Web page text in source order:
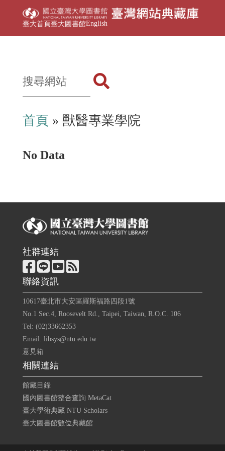
臺大首頁臺大圖書館English
首頁 » 獸醫專業學院
No Data
社群連結
聯絡資訊
10617臺北市大安區羅斯福路四段1號
No.1 Sec.4, Roosevelt Rd., Taipei, Taiwan, R.O.C. 106
Tel: (02)33662353
Email: libsys@ntu.edu.tw
意見箱
相關連結
館藏目錄
國內圖書館整合查詢 MetaCat
臺大學術典藏 NTU Scholars
臺大圖書館數位典藏館